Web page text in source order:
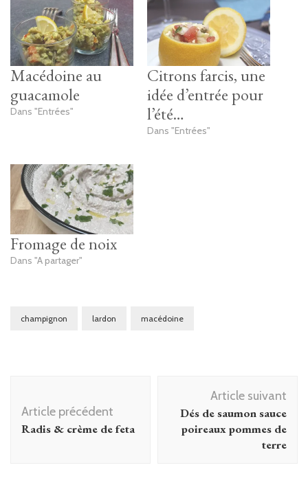
Macédoine au
guacamole
Dans "Entrées"
Citrons farcis, une
idée d’entrée pour
l’été…
Dans "Entrées"
Fromage de noix
Dans "A partager"
champignon lardon macédoine
d'article
Article précédent
Radis & crème de feta
Article suivant
Dés de saumon sauce
poireaux pommes de
terre